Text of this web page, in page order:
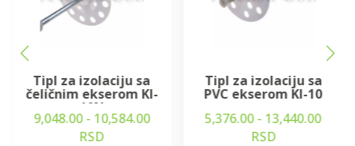
Tipl za izolaciju sa
čeličnim ekserom KI-
10N
9,048.00 - 10,584.00
RSD
Tipl za izolaciju sa
PVC ekserom KI-10
5,376.00 - 13,440.00
RSD